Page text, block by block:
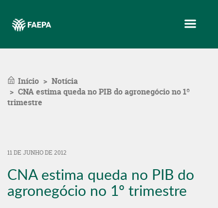
Início
Notícia
CNA estima queda no PIB do agronegócio no 1º
trimestre
11 DE JUNHO DE 2012
CNA estima queda no PIB do
agronegócio no 1º trimestre